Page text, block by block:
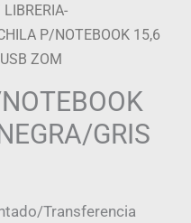
LIBRERIA-
P/NOTEBOOK 15,6
ZOM
GRIS
Transferencia